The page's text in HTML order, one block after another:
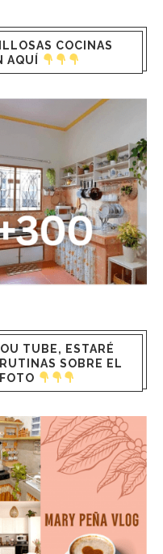
COCINAS
AQUÍ
TUBE, ESTARÉ
SOBRE EL